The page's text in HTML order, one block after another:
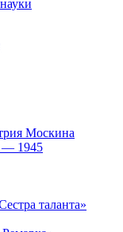
Москина
— 1945
таланта»